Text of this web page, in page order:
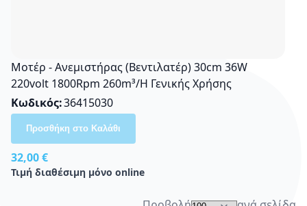
Μοτέρ - Aνεμιστήρας (Βεντιλατέρ) 30cm 36W
220volt 1800Rpm 260m³/H Γενικής Χρήσης
Κωδικός 36415030
32,00 €
Τιμή διαθέσιμη μόνο online
Προσθήκη στο Καλάθι